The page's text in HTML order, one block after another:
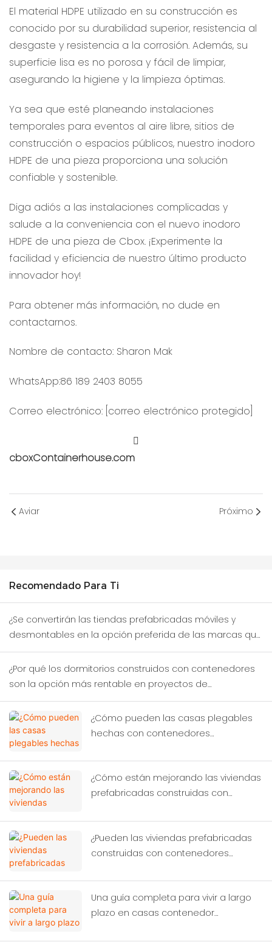
El material HDPE utilizado en su construcción es
conocido por su durabilidad superior, resistencia al
desgaste y resistencia a la corrosión. Además, su
superficie lisa es no porosa y fácil de limpiar,
asegurando la higiene y la limpieza óptimas.
Ya sea que esté planeando instalaciones
temporales para eventos al aire libre, sitios de
construcción o espacios públicos, nuestro inodoro
HDPE de una pieza proporciona una solución
confiable y sostenible.
Diga adiós a las instalaciones complicadas y
salude a la conveniencia con el nuevo inodoro
HDPE de una pieza de Cbox. ¡Experimente la
facilidad y eficiencia de nuestro último producto
innovador hoy!
Para obtener más información, no dude en
contactarnos.
Nombre de contacto: Sharon Mak
WhatsApp:86 189 2403 8055
Correo electrónico: [correo electrónico protegido]
cboxContainerhouse.com
Aviar Próximo
Recomendado Para Ti
¿Se convertirán las tiendas prefabricadas móviles y
desmontables en la opción preferida de las marcas que
prueban nuevos distritos comerciales?
¿Por qué los dormitorios construidos con contenedores
son la opción más rentable en proyectos de
construcción temporal?
¿Cómo pueden las casas plegables
hechas con contenedores
casos de desastre?
¿Cómo están mejorando las viviendas
prefabricadas construidas con
de los trabajadores?
¿Pueden las viviendas prefabricadas
construidas con contenedores
Una guía completa para vivir a largo
plazo en casas contenedor